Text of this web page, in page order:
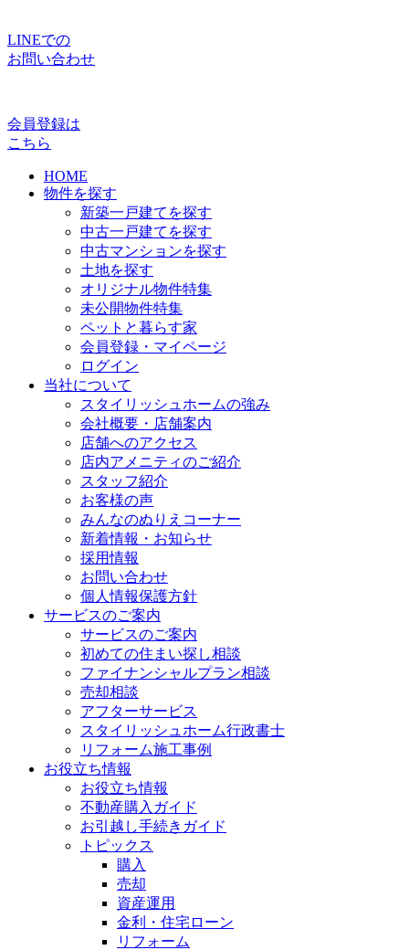
LINEでの
お問い合わせ
会員登録は
こちら
HOME
物件を探す
新築一戸建てを探す
中古一戸建てを探す
中古マンションを探す
土地を探す
オリジナル物件特集
未公開物件特集
ペットと暮らす家
会員登録・マイページ
ログイン
当社について
スタイリッシュホームの強み
会社概要・店舗案内
店舗へのアクセス
店内アメニティのご紹介
スタッフ紹介
お客様の声
みんなのぬりえコーナー
新着情報・お知らせ
採用情報
お問い合わせ
個人情報保護方針
サービスのご案内
サービスのご案内
初めての住まい探し相談
ファイナンシャルプラン相談
売却相談
アフターサービス
スタイリッシュホーム行政書士
リフォーム施工事例
お役立ち情報
お役立ち情報
不動産購入ガイド
お引越し手続きガイド
トピックス
購入
売却
資産運用
金利・住宅ローン
リフォーム